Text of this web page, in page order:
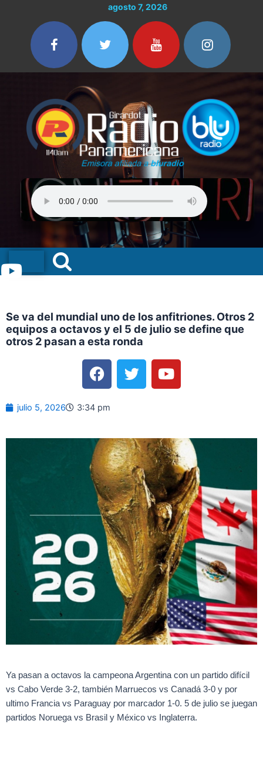
contenido
agosto 7, 2026
Menu
Se va del mundial uno de los anfitriones. Otros 2
equipos a octavos y el 5 de julio se define que
otros 2 pasan a esta ronda
F
a
c
e
o
k
T
w
i
r
Y
o
u
e
julio 5, 2026 3:34 pm
Ya pasan a octavos la campeona Argentina con un partido difícil
vs Cabo Verde 3-2, también Marruecos vs Canadá 3-0 y por
ultimo Francia vs Paraguay por marcador 1-0. 5 de julio se juegan
partidos Noruega vs Brasil y México vs Inglaterra.